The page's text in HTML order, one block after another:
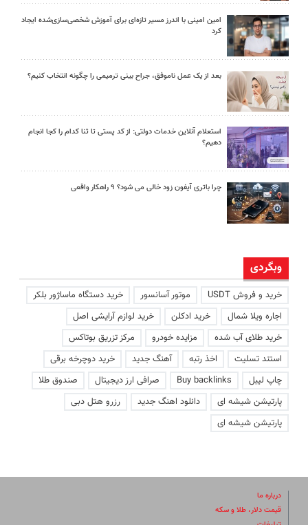
امین امینی با اندرز مسیر تازه‌ای برای آموزش شخصی‌سازی‌شده ایجاد
کرد
بعد از یک عمل ناموفق، جراح بینی ترمیمی را چگونه انتخاب کنیم؟
استعلام آنلاین خدمات دولتی: از کد پستی تا ثنا کدام را کجا انجام
دهیم؟
چرا باتری آیفون زود خالی می شود؟ ۹ راهکار واقعی
وبگردی
خرید و فروش USDT موتور آسانسور
خرید دستگاه ماساژور بلکر
اجاره ویلا شمال
خرید ادکلن
خرید لوازم آرایشی اصل
خرید طلای آب شده
مزایده خودرو
مرکز تزریق بوتاکس
استند تسلیت
اخذ رتبه آهنگ جدید
خرید دوچرخه برقی
چاپ لیبل
Buy backlinks صرافی ارز دیجیتال
صندوق طلا
پارتیشن شیشه ای
دانلود اهنگ جدید
رزرو هتل دبی
پارتیشن شیشه ای
درباره ما
قیمت دلار، طلا و سکه